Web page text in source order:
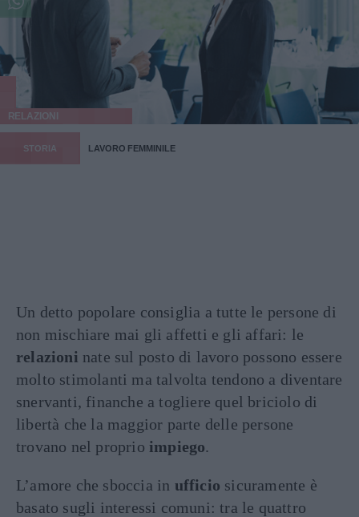
RELAZIONI
STORIA LAVORO FEMMINILE
Un detto popolare consiglia a tutte le persone di
non mischiare mai gli affetti e gli affari: le
relazioni nate sul posto di lavoro possono essere
molto stimolanti ma talvolta tendono a diventare
snervanti, finanche a togliere quel briciolo di
libertà che la maggior parte delle persone
trovano nel proprio impiego.
L’amore che sboccia in ufficio sicuramente è
basato sugli interessi comuni: tra le quattro